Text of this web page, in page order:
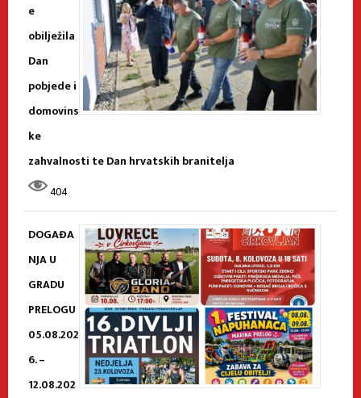
e
obilježila
Dan
pobjede i
domovins
ke
zahvalnosti te Dan hrvatskih branitelja
404
DOGAĐA
NJA U
GRADU
PRELOGU
05.08.202
6. –
12.08.202